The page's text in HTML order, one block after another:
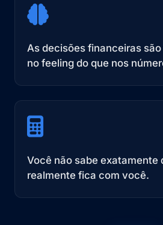
As decisões financeiras
no feeling do que nos
Você não sabe exatamente
realmente fica com você.